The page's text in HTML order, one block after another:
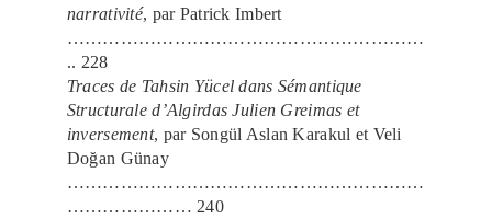
narrativité, par Patrick Imbert
……………………………………………………
.. 228
Traces de Tahsin Yücel dans Sémantique
Structurale d’Algirdas Julien Greimas et
inversement, par Songül Aslan Karakul et Veli
Doğan Günay
……………………………………………………
………………… 240